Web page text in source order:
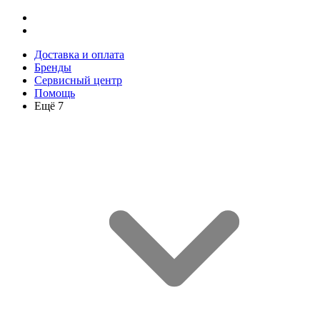
Доставка и оплата
Бренды
Сервисный центр
Помощь
Ещё 7